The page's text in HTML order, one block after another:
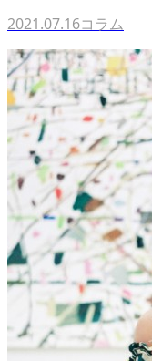
2021.07.16コラム